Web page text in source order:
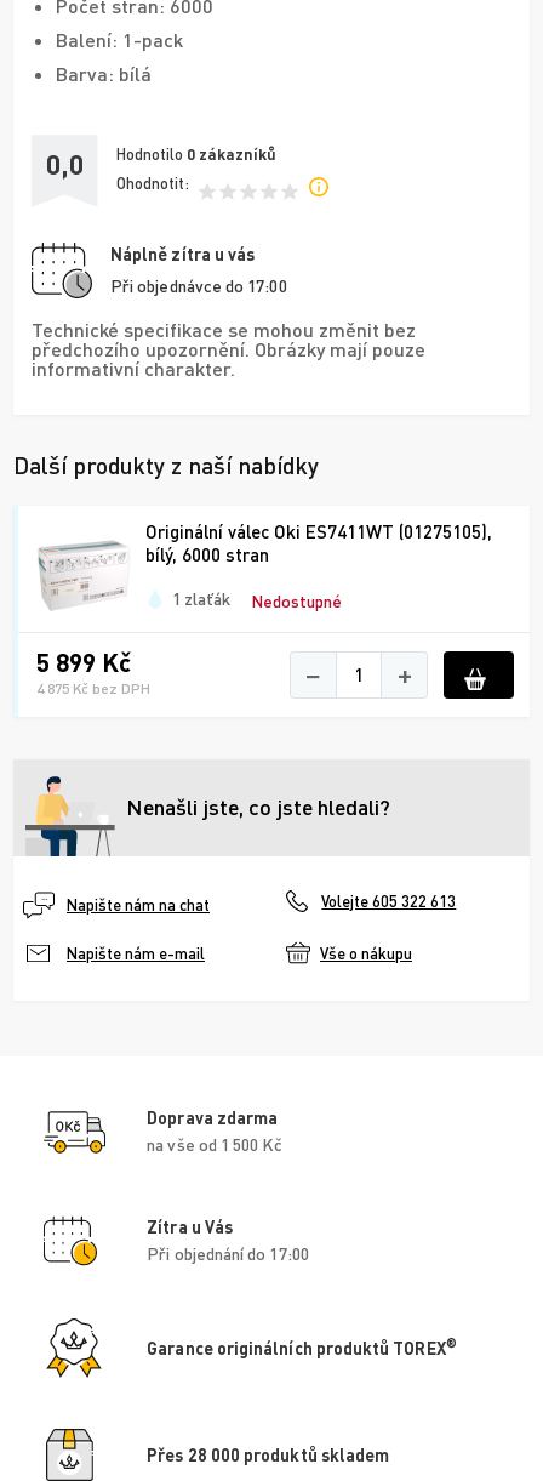
Počet stran: 6000
Balení: 1-pack
Barva: bílá
0,0 Hodnotilo 0 zákazníků
Ohodnotit:
Náplně zítra u vás
Při objednávce do 17:00
Technické specifikace se mohou změnit bez
předchozího upozornění. Obrázky mají pouze
informativní charakter.
Další produkty z naší nabídky
Originální válec Oki ES7411WT (01275105),
bílý, 6000 stran
1 zlaťák Nedostupné
5 899 Kč
4 875 Kč bez DPH − +
Nenašli jste, co jste hledali?
Napište nám na chat Volejte 605 322 613
Napište nám e-mail Vše o nákupu
Doprava zdarma
na vše od 1 500 Kč
Zítra u Vás
Při objednání do 17:00
Garance originálních produktů TOREX®
Přes 28 000 produktů skladem